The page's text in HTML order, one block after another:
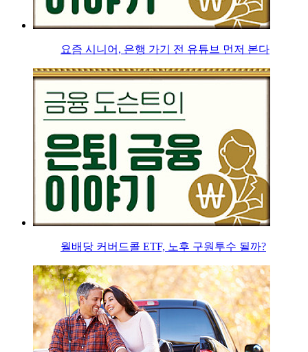
요즘 시니어, 은행 가기 전 유튜브 먼저 본다
월배당 커버드콜 ETF, 노후 구원투수 될까?